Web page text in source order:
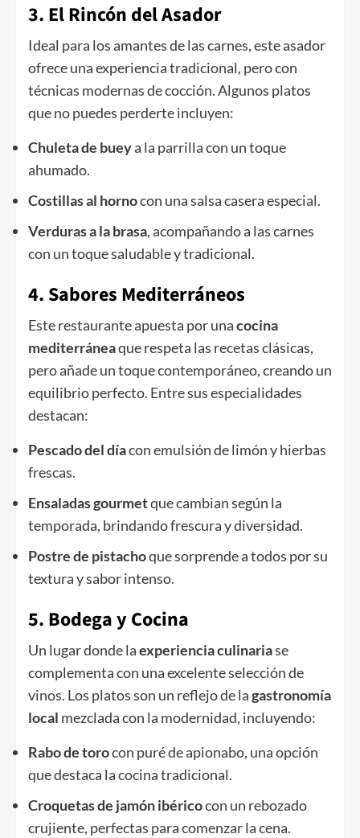
3. El Rincón del Asador
Ideal para los amantes de las carnes, este asador
ofrece una experiencia tradicional, pero con
técnicas modernas de cocción. Algunos platos
que no puedes perderte incluyen:
Chuleta de bueya la parrilla con un toque
ahumado.
Costillas al hornocon una salsa casera especial.
Verduras a la brasa, acompañando a las carnes
con un toque saludable y tradicional.
4. Sabores Mediterráneos
Este restaurante apuesta por unacocina
mediterráneaque respeta las recetas clásicas,
pero añade un toque contemporáneo, creando un
equilibrio perfecto. Entre sus especialidades
destacan:
Pescado del díacon emulsión de limón y hierbas
frescas.
Ensaladas gourmetque cambian según la
temporada, brindando frescura y diversidad.
Postre de pistachoque sorprende a todos por su
textura y sabor intenso.
5. Bodega y Cocina
Un lugar donde laexperiencia culinariase
complementa con una excelente selección de
vinos. Los platos son un reflejo de lagastronomía
local mezclada con la modernidad, incluyendo:
Rabo de torocon puré de apionabo, una opción
que destaca la cocina tradicional.
Croquetas de jamón ibéricocon un rebozado
crujiente, perfectas para comenzar la cena.